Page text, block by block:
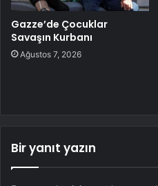
Gazze’de Çocuklar
Savaşın Kurbanı
Ağustos 7, 2026
Bir yanıt yazın